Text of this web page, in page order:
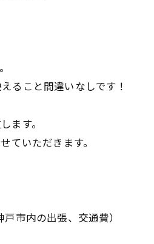
ること間違いなしです！
ます。
ていただきます。
市内の出張、交通費）